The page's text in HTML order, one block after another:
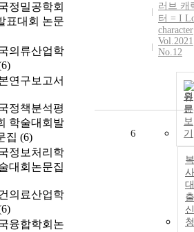
정밀공학회
표대회 논문
의류산업학
연구보고서
정책분석평
학술대회발
집 (6)
정보처리학
대회논문집
의료산업학
융합학회논
러브 캐
터 = I
character
Vol.2021
No.12
원
문
보
기
복
대
출
신
청
6